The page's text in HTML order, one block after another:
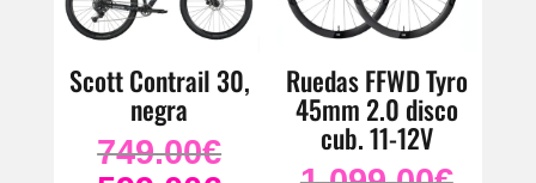
Scott Contrail 30,
negra
749.00€El
Ruedas FFWD Tyro
45mm 2.0 disco
cub. 11-12V